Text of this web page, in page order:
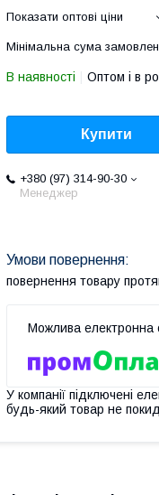
Показати оптові ціни
Мінімальна сума
В наявності Оптом і в
Купити
+380 (97) 314-90-30
Менеджер
повернення товару
У компанії підключені
будь-який товар не